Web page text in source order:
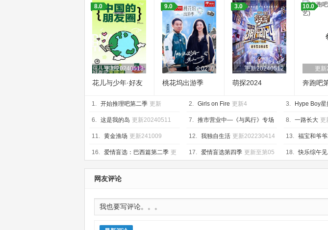
更新20240513
8.0
花儿与少年·好友
全02期
9.0
桃花坞出游季
更新20240512
3.0
萌探2024
更
10.0
奔跑吧
1. 开始推理吧第二季 更新
20250509
2. Girls on Fire 更新4 3. Hype Boy星
6. 这是我的岛 更新20240511 7. 推市营业中—《与凤行》专场
更新至20240411期
8. 一路长大 更
11. 黄金渔场 更新241009 12. 我独自生活 更新202230414 13. 福宝和爷
16. 爱情盲选：巴西篇第二季 更
新至第08集
17. 爱情盲选第四季 更新至第05
集
18. 快乐综午见
网友评论